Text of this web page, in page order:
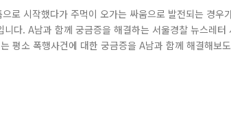
로 시작했다가 주먹이 오가는 싸움으로 발전되는 경우
다. A남과 함께 궁금증을 해결하는 서울경찰 뉴스레
평소 폭행사건에 대한 궁금증을 A남과 함께 해결해보
억울하다며 하소연합니다. 폭행죄란? 사람의 신체에 대
의 신체에 대하여 폭행을 가한 자는 2년 이하의 징역,